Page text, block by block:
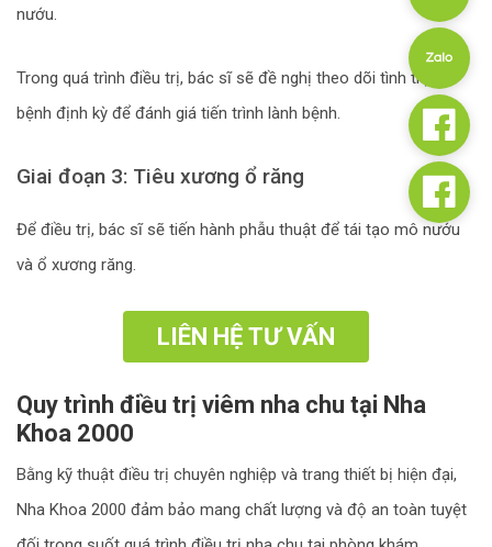
nướu.
Trong quá trình điều trị, bác sĩ sẽ đề nghị theo dõi tình trạng
bệnh định kỳ để đánh giá tiến trình lành bệnh.
Giai đoạn 3: Tiêu xương ổ răng
Để điều trị, bác sĩ sẽ tiến hành phẫu thuật để tái tạo mô nướu
và ổ xương răng.
LIÊN HỆ TƯ VẤN
Quy trình điều trị viêm nha chu tại Nha
Khoa 2000
Bằng kỹ thuật điều trị chuyên nghiệp và trang thiết bị hiện đại,
Nha Khoa 2000 đảm bảo mang chất lượng và độ an toàn tuyệt